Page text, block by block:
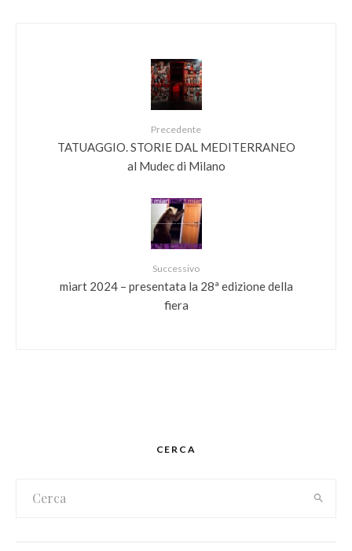
Precedente
TATUAGGIO. STORIE DAL MEDITERRANEO
al Mudec di Milano
Successivo
miart 2024 – presentata la 28ª edizione della
fiera
CERCA